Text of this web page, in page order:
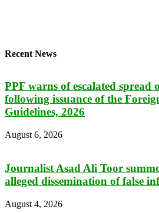
Recent News
PPF warns of escalated
following issuance of the
Guidelines, 2026
August 6, 2026
Journalist Asad Ali Toor
alleged dissemination of false
August 4, 2026